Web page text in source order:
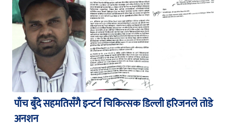
पाँच बुँदे सहमतिसँगै इन्टर्न चिकित्सक डिल्ली हरिजनले तोडे
अनशन